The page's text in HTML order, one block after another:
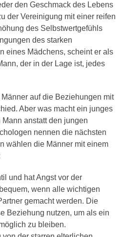
den Geschmack des Lebens
der Vereinigung mit einer reifen
des Selbstwertgefühls
des starken
eines Mädchens, scheint er als
der in der Lage ist, jedes
auf die Beziehungen mit
Aber was macht ein junges
anstatt den jungen
nennen die nächsten
wählen die Männer mit einem
und hat Angst vor der
wenn alle wichtigen
gemacht werden. Die
Beziehung nutzen, um als ein
zu bleiben.